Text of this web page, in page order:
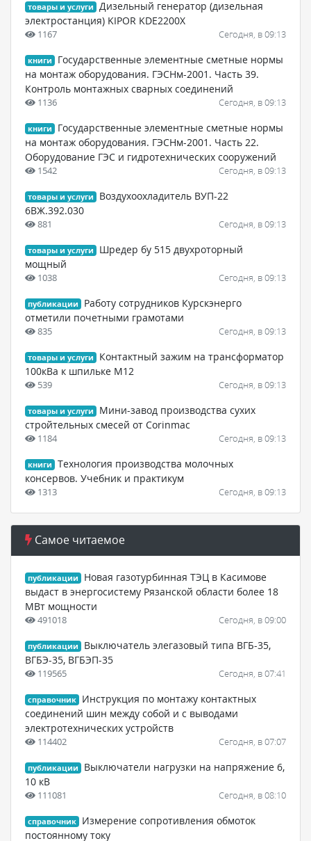
товары и услуги
Дизельный генератор (дизельная
электростанция) KIPOR KDE2200X
1167 Сегодня, в 09:13
книги
Государственные элементные сметные нормы
на монтаж оборудования. ГЭСНм-2001. Часть 39.
Контроль монтажных сварных соединений
1136 Сегодня, в 09:13
книги
Государственные элементные сметные нормы
на монтаж оборудования. ГЭСНм-2001. Часть 22.
Оборудование ГЭС и гидротехнических сооружений
1542 Сегодня, в 09:13
товары и услуги
Воздухоохладитель ВУП-22
6ВЖ.392.030
881 Сегодня, в 09:13
товары и услуги
Шредер бу 515 двухроторный
мощный
1038 Сегодня, в 09:13
публикации
Работу сотрудников Курскэнерго
отметили почетными грамотами
835 Сегодня, в 09:13
товары и услуги
Контактный зажим на трансформатор
100кВа к шпильке М12
539 Сегодня, в 09:13
товары и услуги
Мини-завод производства сухих
стройтельных смесей от Corinmac
1184 Сегодня, в 09:13
книги
Технология производства молочных
консервов. Учебник и практикум
1313 Сегодня, в 09:13
Самое читаемое
публикации
Новая газотурбинная ТЭЦ в Касимове
выдаст в энергосистему Рязанской области более 18
МВт мощности
491018 Сегодня, в 09:00
публикации
Выключатель элегазовый типа ВГБ-35,
ВГБЭ-35, ВГБЭП-35
119565 Сегодня, в 07:41
справочник
Инструкция по монтажу контактных
соединений шин между собой и с выводами
электротехнических устройств
114402 Сегодня, в 07:07
публикации
Выключатели нагрузки на напряжение 6,
10 кВ
111081 Сегодня, в 08:10
справочник
Измерение сопротивления обмоток
постоянному току